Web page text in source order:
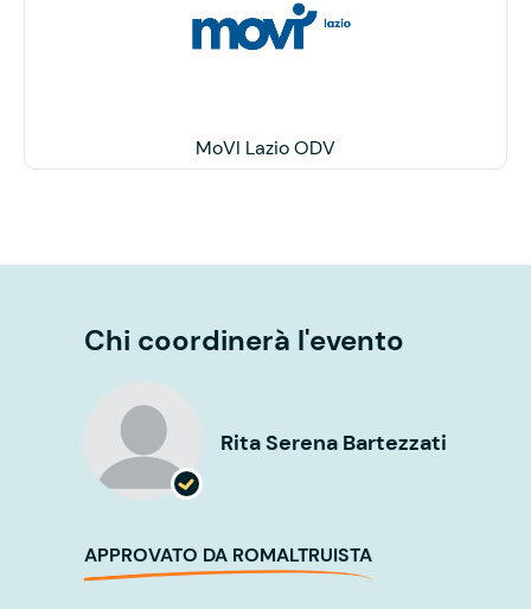
MoVI Lazio ODV
Chi coordinerà l'evento
Rita Serena Bartezzati
APPROVATO DA ROMALTRUISTA